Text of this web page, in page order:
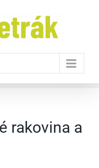
rakovina a